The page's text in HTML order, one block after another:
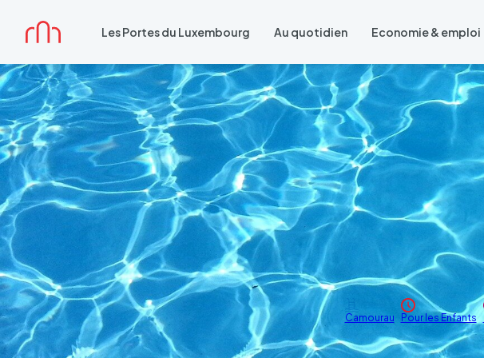
Accueil Les Portes du Luxembourg Au quotidien Economie & emploi
Camourau Pour les Enfants